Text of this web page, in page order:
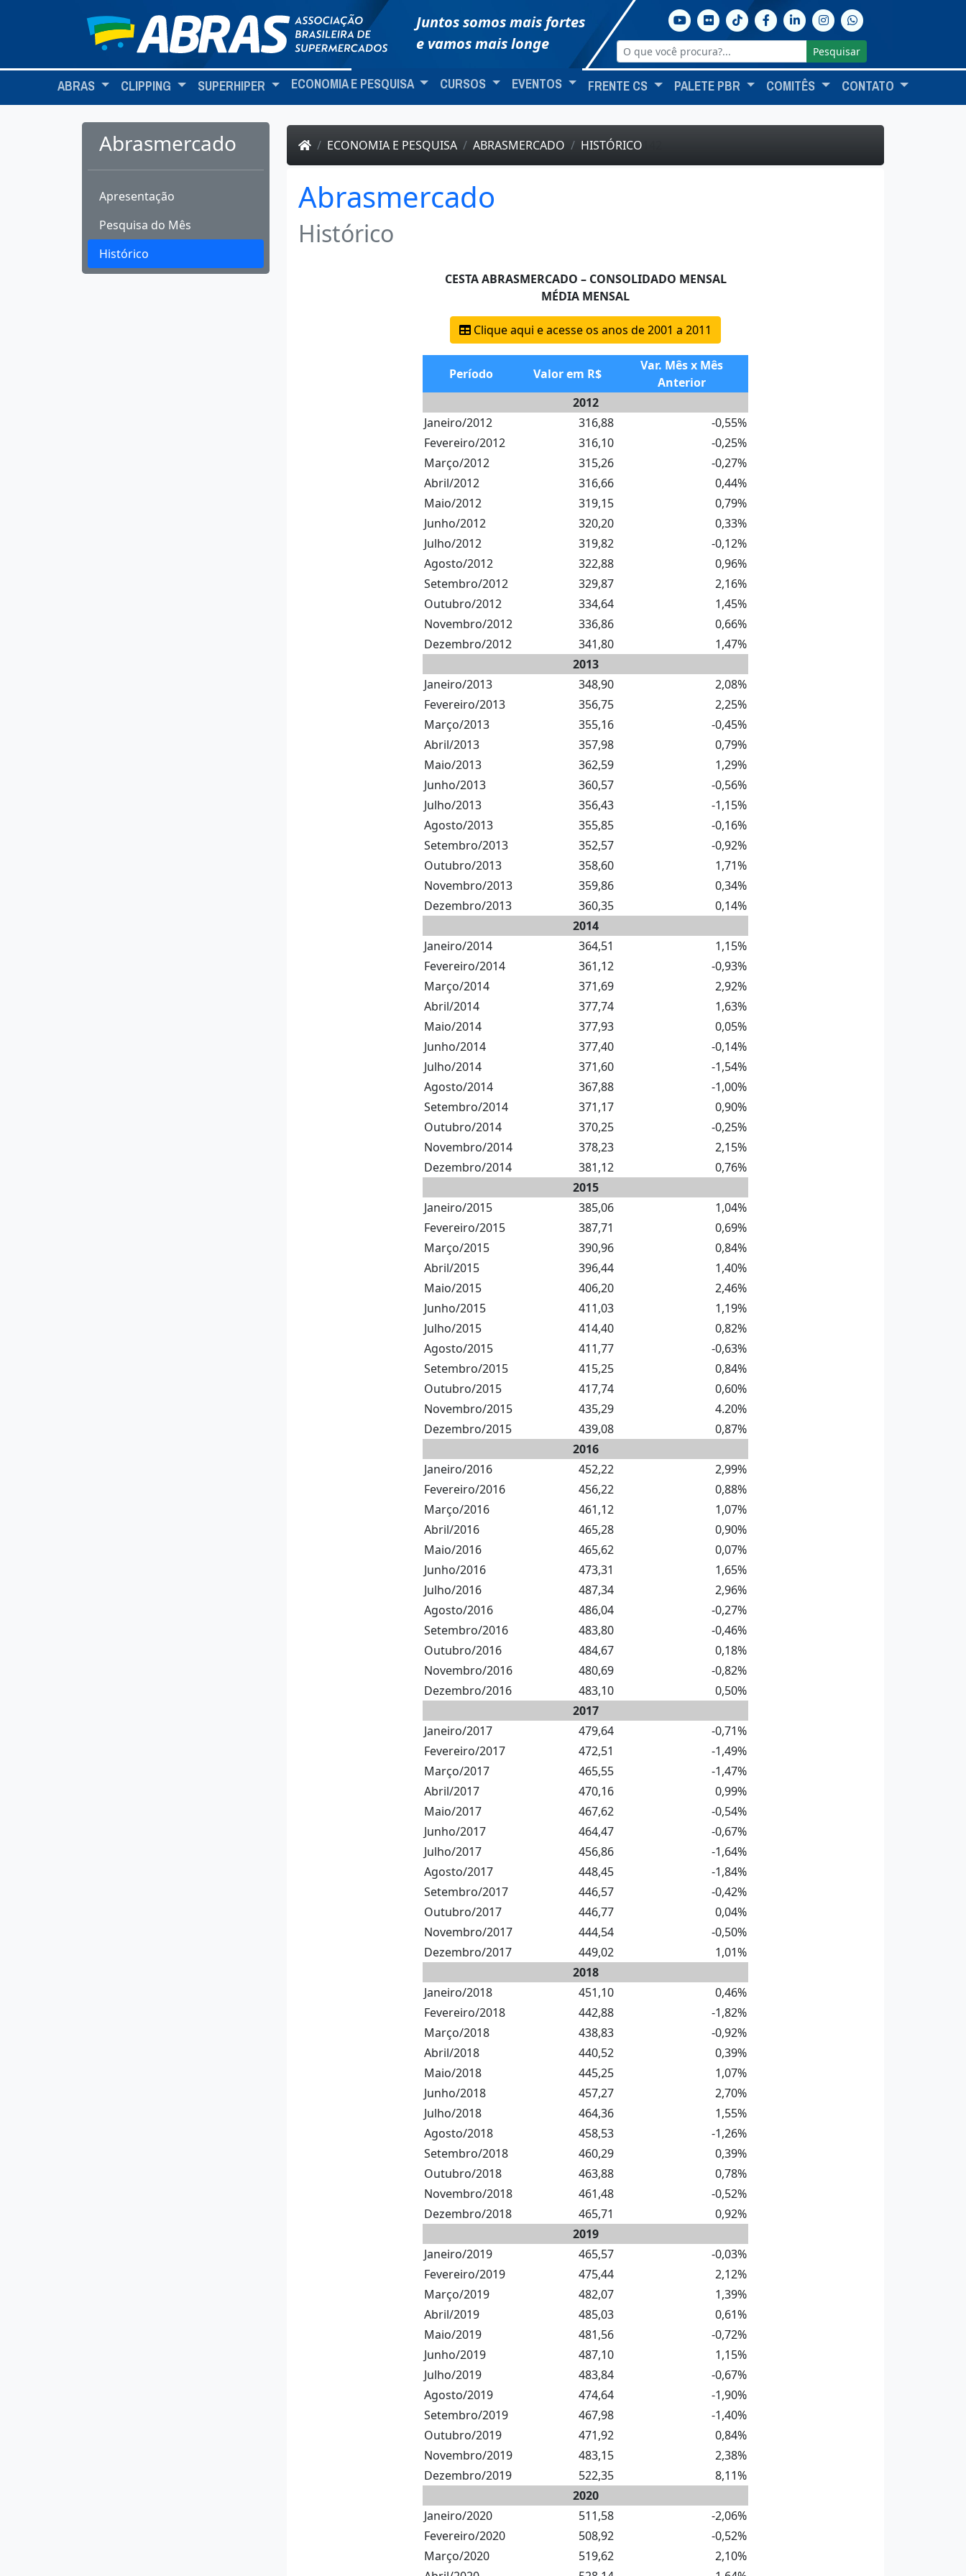
Juntos somos mais fortes
e vamos mais longe
Pesquisar
ABRAS CLIPPING SUPERHIPER ECONOMIA E PESQUISA CURSOS EVENTOS FRENTE CS PALETE PBR COMITÊS CONTATO
Abrasmercado
Apresentação
Pesquisa do Mês
Histórico
ECONOMIA E PESQUISA ABRASMERCADO HISTÓRICO
Abrasmercado
Histórico
CESTA ABRASMERCADO – CONSOLIDADO MENSAL
MÉDIA MENSAL
Clique aqui e acesse os anos de 2001 a 2011
Período Valor em R$
Var. Mês x Mês
Anterior
2012
Janeiro/2012
316,88
-0,55%
Fevereiro/2012
316,10
-0,25%
Março/2012
315,26
-0,27%
Abril/2012
316,66
0,44%
Maio/2012
319,15
0,79%
Junho/2012
320,20
0,33%
Julho/2012
319,82
-0,12%
Agosto/2012
322,88
0,96%
Setembro/2012
329,87
2,16%
Outubro/2012
334,64
1,45%
Novembro/2012
336,86
0,66%
Dezembro/2012
341,80
1,47%
2013
Janeiro/2013
348,90
2,08%
Fevereiro/2013
356,75
2,25%
Março/2013
355,16
-0,45%
Abril/2013
357,98
0,79%
Maio/2013
362,59
1,29%
Junho/2013
360,57
-0,56%
Julho/2013
356,43
-1,15%
Agosto/2013
355,85
-0,16%
Setembro/2013
352,57
-0,92%
Outubro/2013
358,60
1,71%
Novembro/2013
359,86
0,34%
Dezembro/2013
360,35
0,14%
2014
Janeiro/2014
364,51
1,15%
Fevereiro/2014
361,12
-0,93%
Março/2014
371,69
2,92%
Abril/2014
377,74
1,63%
Maio/2014
377,93
0,05%
Junho/2014
377,40
-0,14%
Julho/2014
371,60
-1,54%
Agosto/2014
367,88
-1,00%
Setembro/2014
371,17
0,90%
Outubro/2014
370,25
-0,25%
Novembro/2014
378,23
2,15%
Dezembro/2014
381,12
0,76%
2015
Janeiro/2015
385,06
1,04%
Fevereiro/2015
387,71
0,69%
Março/2015
390,96
0,84%
Abril/2015
396,44
1,40%
Maio/2015
406,20
2,46%
Junho/2015
411,03
1,19%
Julho/2015
414,40
0,82%
Agosto/2015
411,77
-0,63%
Setembro/2015
415,25
0,84%
Outubro/2015
417,74
0,60%
Novembro/2015
435,29
4.20%
Dezembro/2015
439,08
0,87%
2016
Janeiro/2016
452,22
2,99%
Fevereiro/2016
456,22
0,88%
Março/2016
461,12
1,07%
Abril/2016
465,28
0,90%
Maio/2016
465,62
0,07%
Junho/2016
473,31
1,65%
Julho/2016
487,34
2,96%
Agosto/2016
486,04
-0,27%
Setembro/2016
483,80
-0,46%
Outubro/2016
484,67
0,18%
Novembro/2016
480,69
-0,82%
Dezembro/2016
483,10
0,50%
2017
Janeiro/2017
479,64
-0,71%
Fevereiro/2017
472,51
-1,49%
Março/2017
465,55
-1,47%
Abril/2017
470,16
0,99%
Maio/2017
467,62
-0,54%
Junho/2017
464,47
-0,67%
Julho/2017
456,86
-1,64%
Agosto/2017
448,45
-1,84%
Setembro/2017
446,57
-0,42%
Outubro/2017
446,77
0,04%
Novembro/2017
444,54
-0,50%
Dezembro/2017
449,02
1,01%
2018
Janeiro/2018
451,10
0,46%
Fevereiro/2018
442,88
-1,82%
Março/2018
438,83
-0,92%
Abril/2018
440,52
0,39%
Maio/2018
445,25
1,07%
Junho/2018
457,27
2,70%
Julho/2018
464,36
1,55%
Agosto/2018
458,53
-1,26%
Setembro/2018
460,29
0,39%
Outubro/2018
463,88
0,78%
Novembro/2018
461,48
-0,52%
Dezembro/2018
465,71
0,92%
2019
Janeiro/2019
465,57
-0,03%
Fevereiro/2019
475,44
2,12%
Março/2019
482,07
1,39%
Abril/2019
485,03
0,61%
Maio/2019
481,56
-0,72%
Junho/2019
487,10
1,15%
Julho/2019
483,84
-0,67%
Agosto/2019
474,64
-1,90%
Setembro/2019
467,98
-1,40%
Outubro/2019
471,92
0,84%
Novembro/2019
483,15
2,38%
Dezembro/2019
522,35
8,11%
2020
Janeiro/2020
511,58
-2,06%
Fevereiro/2020
508,92
-0,52%
Março/2020
519,62
2,10%